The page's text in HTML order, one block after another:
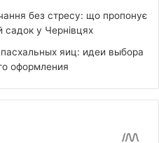
без стресу: що пропонує
садок у Чернівцях
яиц: идеи выбора
оформления